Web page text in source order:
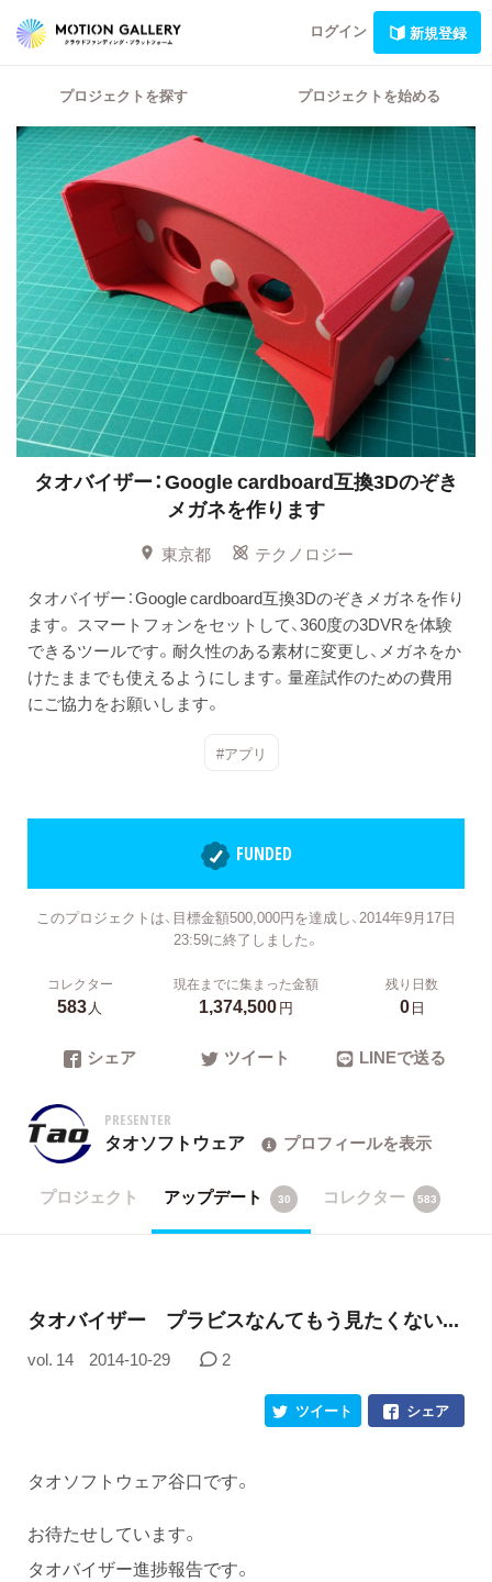
ログイン 新規登録
プロジェクトを探す プロジェクトを始める
タオバイザー：Google cardboard互換3Dのぞき
メガネを作ります
東京都
テクノロジー
タオバイザー：Google cardboard互換3Dのぞきメガネを作り
ます。 スマートフォンをセットして、360度の3DVRを体験
できるツールです。耐久性のある素材に変更し、メガネをか
けたままでも使えるようにします。量産試作のための費用
にご協力をお願いします。
#アプリ
FUNDED
このプロジェクトは、目標金額500,000円を達成し、2014年9月17日
23:59に終了しました。
コレクター
583人
現在までに集まった金額
1,374,500円
残り日数
0日
シェア ツイート LINEで送る
PRESENTER
タオソフトウェア プロフィールを表示
プロジェクト アップデート 30 コレクター 583
タオバイザー プラビスなんてもう見たくない...
vol. 14 2014-10-29 2
シェア
ツイート
タオソフトウェア谷口です。
お待たせしています。
タオバイザー進捗報告です。